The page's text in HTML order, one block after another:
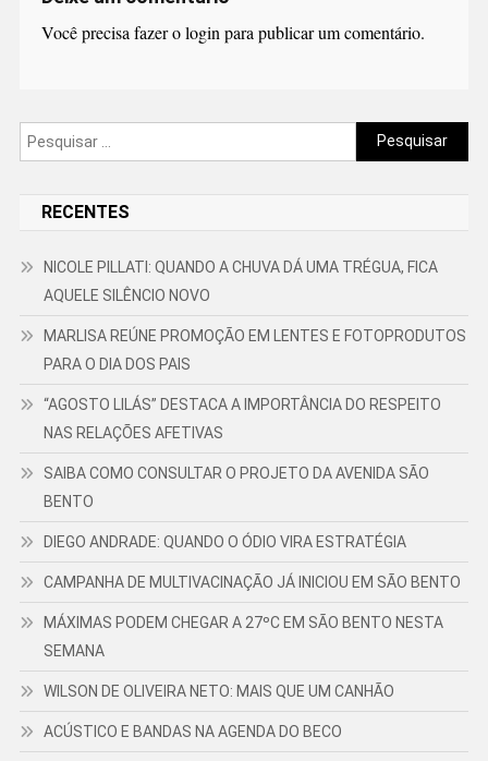
Você precisa fazer ologin para publicar um comentário.
Pesquisar
por:
RECENTES
NICOLE PILLATI: QUANDO A CHUVA DÁ UMA TRÉGUA, FICA
AQUELE SILÊNCIO NOVO
MARLISA REÚNE PROMOÇÃO EM LENTES E FOTOPRODUTOS
PARA O DIA DOS PAIS
“AGOSTO LILÁS” DESTACA A IMPORTÂNCIA DO RESPEITO
NAS RELAÇÕES AFETIVAS
SAIBA COMO CONSULTAR O PROJETO DA AVENIDA SÃO
BENTO
DIEGO ANDRADE: QUANDO O ÓDIO VIRA ESTRATÉGIA
CAMPANHA DE MULTIVACINAÇÃO JÁ INICIOU EM SÃO BENTO
MÁXIMAS PODEM CHEGAR A 27ºC EM SÃO BENTO NESTA
SEMANA
WILSON DE OLIVEIRA NETO: MAIS QUE UM CANHÃO
ACÚSTICO E BANDAS NA AGENDA DO BECO